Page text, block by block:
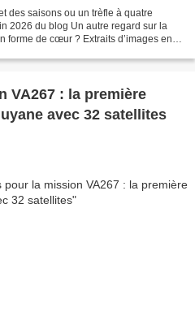
des saisons ou un trèfle à quatre
2026 du blog Un autre regard sur la
forme de cœur ? Extraits d’images en
VA267 : la première
avec 32 satellites